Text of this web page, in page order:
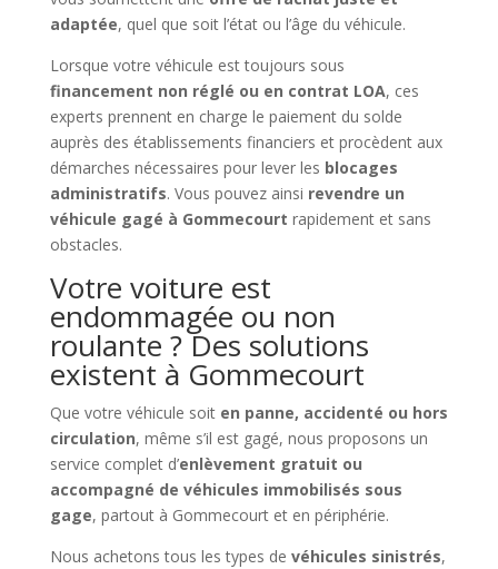
adaptée, quel que soit l’état ou l’âge du véhicule.
Lorsque votre véhicule est toujours sous
financement non réglé ou en contrat LOA, ces
experts prennent en charge le paiement du solde
auprès des établissements financiers et procèdent aux
démarches nécessaires pour lever les blocages
administratifs. Vous pouvez ainsi revendre un
véhicule gagé à Gommecourt rapidement et sans
obstacles.
Votre voiture est
endommagée ou non
roulante ? Des solutions
existent à Gommecourt
Que votre véhicule soit en panne, accidenté ou hors
circulation, même s’il est gagé, nous proposons un
service complet d’enlèvement gratuit ou
accompagné de véhicules immobilisés sous
gage, partout à Gommecourt et en périphérie.
Nous achetons tous les types de véhicules sinistrés,